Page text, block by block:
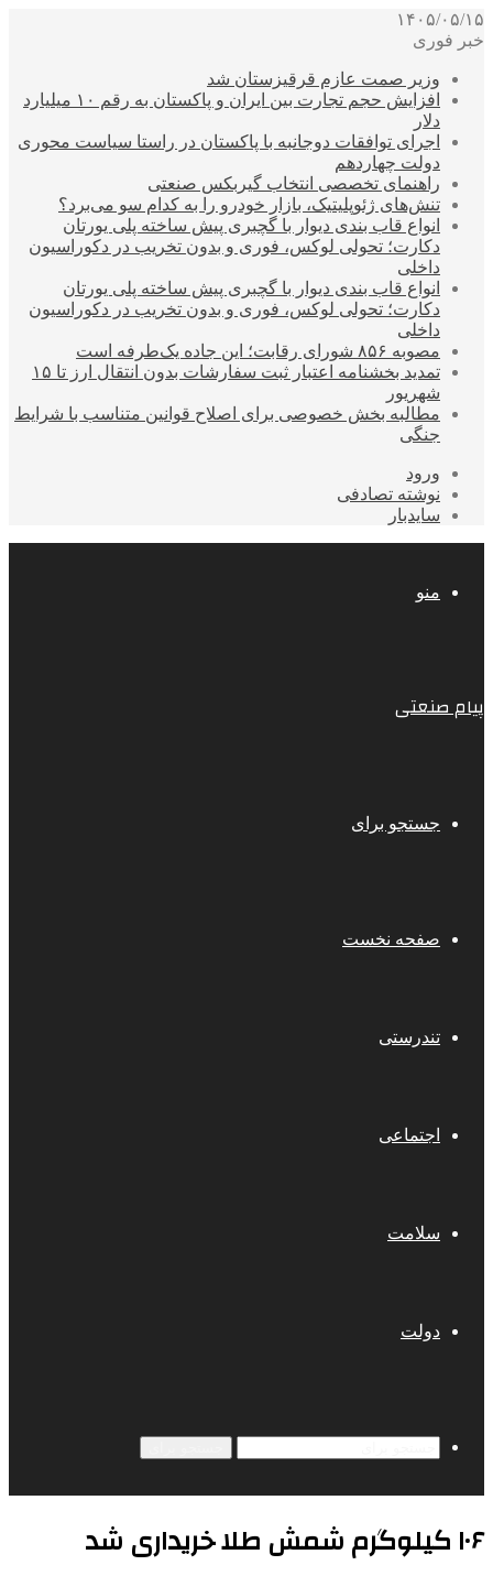
۱۴۰۵/۰۵/۱۵
خبر فوری
وزیر صمت عازم قرقیزستان شد
افزایش حجم تجارت بین ایران و پاکستان به رقم ۱۰ میلیارد
دلار
اجرای توافقات دوجانبه با پاکستان در راستا سیاست محوری
دولت چهاردهم
راهنمای تخصصی انتخاب گیربکس صنعتی
تنش‌های ژئوپلیتیک، بازار خودرو را به کدام سو می‌برد؟
انواع قاب بندی دیوار با گچبری پیش ساخته پلی یورتان
دکارت؛ تحولی لوکس، فوری و بدون تخریب در دکوراسیون
داخلی
انواع قاب بندی دیوار با گچبری پیش ساخته پلی یورتان
دکارت؛ تحولی لوکس، فوری و بدون تخریب در دکوراسیون
داخلی
مصوبه ۸۵۶ شورای رقابت؛ این جاده یک‌طرفه است
تمدید بخشنامه اعتبار ثبت سفارشات بدون انتقال ارز تا ۱۵
شهریور
مطالبه بخش خصوصی برای اصلاح قوانین متناسب با شرایط
جنگی
ورود
نوشته تصادفی
سایدبار
منو
پیام صنعتی
جستجو برای
صفحه نخست
تندرستی
اجتماعی
سلامت
دولت
۱۰۶ کیلوگرم شمش طلا خریداری شد